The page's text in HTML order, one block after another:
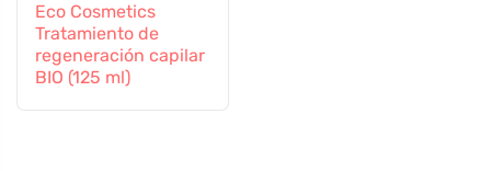
Eco Cosmetics
Tratamiento de
regeneración capilar
BIO (125 ml)